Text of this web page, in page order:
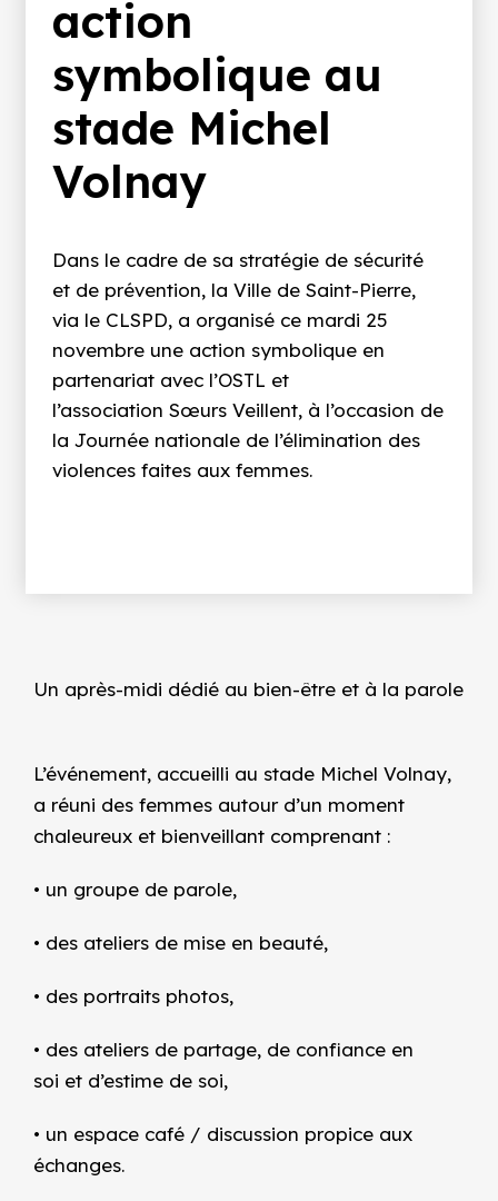
action
symbolique au
stade Michel
Volnay
Dans le cadre de sa stratégie de sécurité
et de prévention, la Ville de Saint-Pierre,
via le CLSPD, a organisé ce mardi 25
novembre une action symbolique en
partenariat avec l’OSTL et
l’association Sœurs Veillent, à l’occasion de
la Journée nationale de l’élimination des
violences faites aux femmes.
Un après-midi dédié au bien-être et à la parole
L’événement, accueilli au stade Michel Volnay,
a réuni des femmes autour d’un moment
chaleureux et bienveillant comprenant :
• un groupe de parole,
• des ateliers de mise en beauté,
• des portraits photos,
• des ateliers de partage, de confiance en
soi et d’estime de soi,
• un espace café / discussion propice aux
échanges.